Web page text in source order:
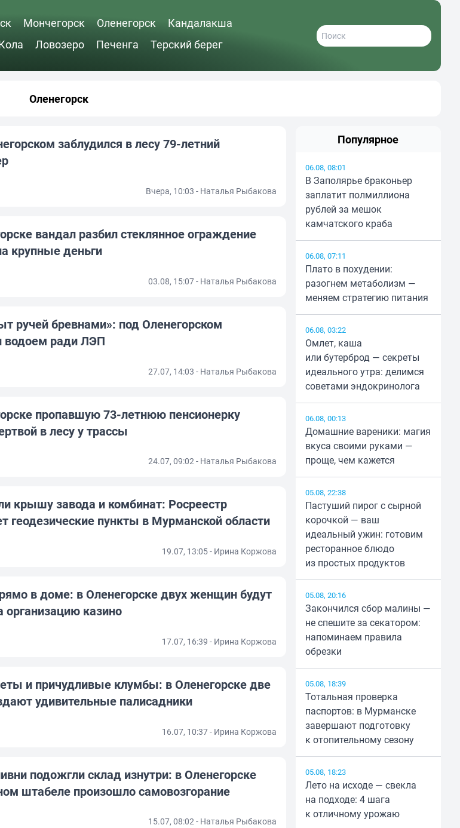
Мончегорск Оленегорск
Кандалакша
Ловозеро Печенга Терский берег
Оленегорск
заблудился в лесу 79-летний
Вчера, 10:03 - Наталья Рыбакова
вандал разбил стеклянное ограждение
крупные деньги
03.08, 15:07 - Наталья Рыбакова
ручей бревнами»: под Оленегорском
водоем ради ЛЭП
27.07, 14:03 - Наталья Рыбакова
пропавшую 73-летнюю пенсионерку
в лесу у трассы
24.07, 09:02 - Наталья Рыбакова
крышу завода и комбинат: Росреестр
геодезические пункты в Мурманской области
19.07, 13:05 - Ирина Коржова
в доме: в Оленегорске двух женщин будут
организацию казино
17.07, 16:39 - Ирина Коржова
и причудливые клумбы: в Оленегорске две
удивительные палисадники
16.07, 10:37 - Ирина Коржова
подожгли склад изнутри: в Оленегорске
штабеле произошло самовозгорание
15.07, 08:02 - Наталья Рыбакова
Популярное
06.08, 08:01
В Заполярье браконьер
заплатит полмиллиона
рублей за мешок
камчатского краба
06.08, 07:11
Плато в похудении:
разогнем метаболизм —
меняем стратегию питания
06.08, 03:22
Омлет, каша
или бутерброд — секреты
идеального утра: делимся
советами эндокринолога
06.08, 00:13
Домашние вареники: магия
вкуса своими руками —
проще, чем кажется
05.08, 22:38
Пастуший пирог с сырной
корочкой — ваш
идеальный ужин: готовим
ресторанное блюдо
из простых продуктов
05.08, 20:16
Закончился сбор малины —
не спешите за секатором:
напоминаем правила
обрезки
05.08, 18:39
Тотальная проверка
паспортов: в Мурманске
завершают подготовку
к отопительному сезону
05.08, 18:23
Лето на исходе — свекла
на подходе: 4 шага
к отличному урожаю